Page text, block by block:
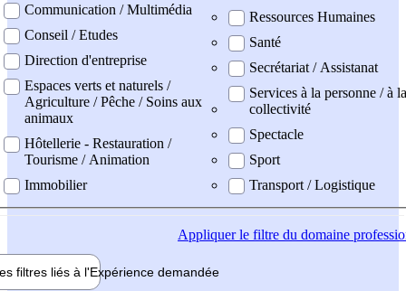
Communication / Multimédia
Conseil / Etudes
Direction d'entreprise
Espaces verts et naturels /
Agriculture / Pêche / Soins aux
animaux
Hôtellerie - Restauration /
Tourisme / Animation
Immobilier
Ressources Humaines
Santé
Secrétariat / Assistanat
Services à la personne / à la
collectivité
Spectacle
Sport
Transport / Logistique
Appliquerle filtre du domaine
filtres liés à l'Expérience demandée